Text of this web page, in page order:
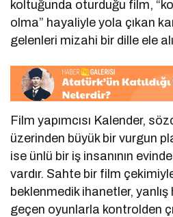
koltuğunda oturduğu film,
olma” hayaliyle yola çıkan
gelenleri mizahi bir dille ele
Film yapımcısı Kalender,
üzerinden büyük bir vurgun
ise ünlü bir iş insanının
vardır. Sahte bir film
beklenmedik ihanetler,
geçen oyunlarla kontrolden